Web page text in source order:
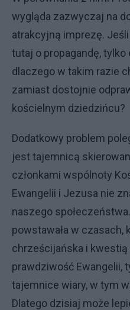
wygląda zazwyczaj na
atrakcyjną imprezę.
tutaj o propagandę, tylko
dlaczego w takim razie
zamiast dostojnie
kościelnym dziedzińcu?
Dodatkowy problem
jest tajemnicą
członkami wspólnoty
Ewangelii i Jezusa nie
naszego
powstawała w czasach,
chrześcijańska i kwestią
prawdziwość Ewangelii,
tajemnice wiary, w tym
Dlatego dzisiaj może